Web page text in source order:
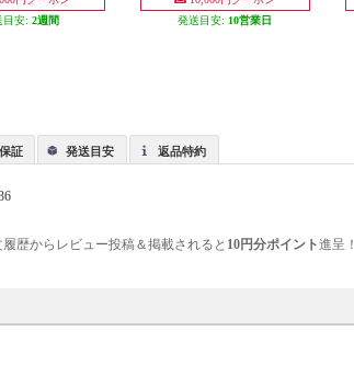
目安: 2週間
発送目安: 10営業日
証 発送目安 返品特約
履歴からレビュー投稿＆掲載されると 10円分ポイント進呈！